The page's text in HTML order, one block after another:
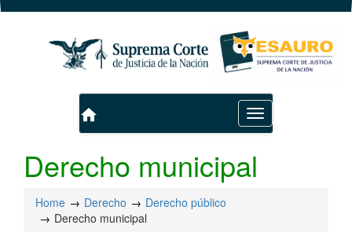
Toggle
navigation
home
Derecho municipal
Home Derecho
Derecho público
Derecho municipal